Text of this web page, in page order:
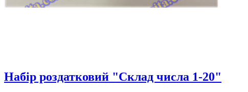
Набір роздатковий "Склад числа 1-20"